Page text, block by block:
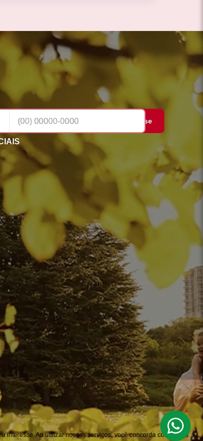
Cadastrar-se
interesse. Ao utilizar nossos serviços, você concorda com nossa